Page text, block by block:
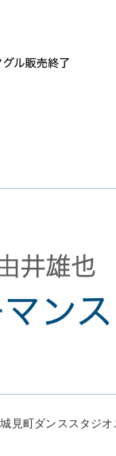
見町ダンススタジオ